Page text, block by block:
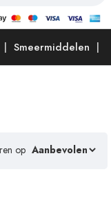
Smeermiddelen
op